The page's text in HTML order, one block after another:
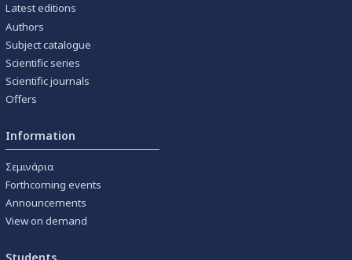
Latest editions
Authors
Subject catalogue
Scientific series
Scientific journals
Offers
Information
Σεμινάρια
Forthcoming events
Announcements
View on demand